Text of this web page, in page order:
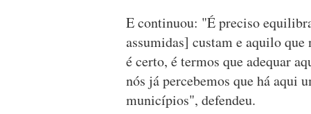
E continuou: "É preciso
assumidas] custam e aquilo que
é certo, é termos que adequar
nós já percebemos que há aqui
municípios", defendeu.